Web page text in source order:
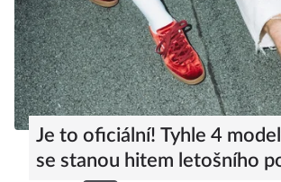
Je to oficiální! Tyhle 4
se stanou hitem letošního